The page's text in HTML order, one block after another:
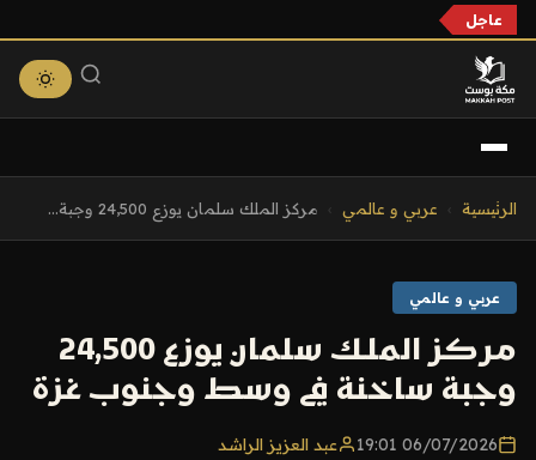
عاجل
الرئيسية عربي و عالمي مركز الملك سلمان يوزع 24,500 وجبة...
عربي و عالمي
مركز الملك سلمان يوزع 24,500
وجبة ساخنة في وسط وجنوب غزة
06/07/2026 19:01 عبد العزيز الراشد